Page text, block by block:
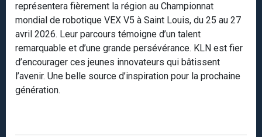
représentera fièrement la région au Championnat
mondial de robotique VEX V5 à Saint Louis, du 25 au 27
avril 2026. Leur parcours témoigne d’un talent
remarquable et d’une grande persévérance. KLN est fier
d’encourager ces jeunes innovateurs qui bâtissent
l’avenir. Une belle source d’inspiration pour la prochaine
génération.